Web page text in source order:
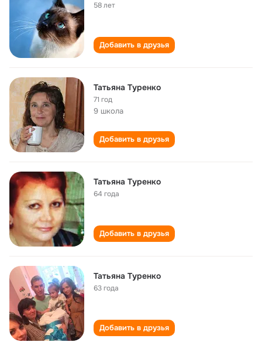
58 лет
Добавить в друзья
Татьяна Туренко
71 год
9 школа
Добавить в друзья
Татьяна Туренко
64 года
Добавить в друзья
Татьяна Туренко
63 года
Добавить в друзья